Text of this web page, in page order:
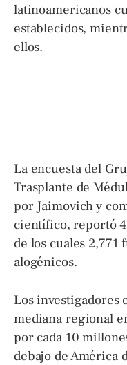
latinoamericanos
establecidos,
ellos.
La encuesta del
Trasplante de
por Jaimovich y
científico, reportó
de los cuales 2,771
alogénicos.
Los investigadores
mediana regional
por cada 10
debajo de América